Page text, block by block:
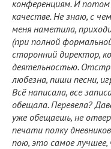
конференциям. И
качестве. Не знаю, с
меня наметила,
(при полной
сторонний директор,
деятельностью.
любезна, пиши песни,
Всё написала, все
обещала. Перевела?
уже обещаешь, не
печати полку
пою, это самое